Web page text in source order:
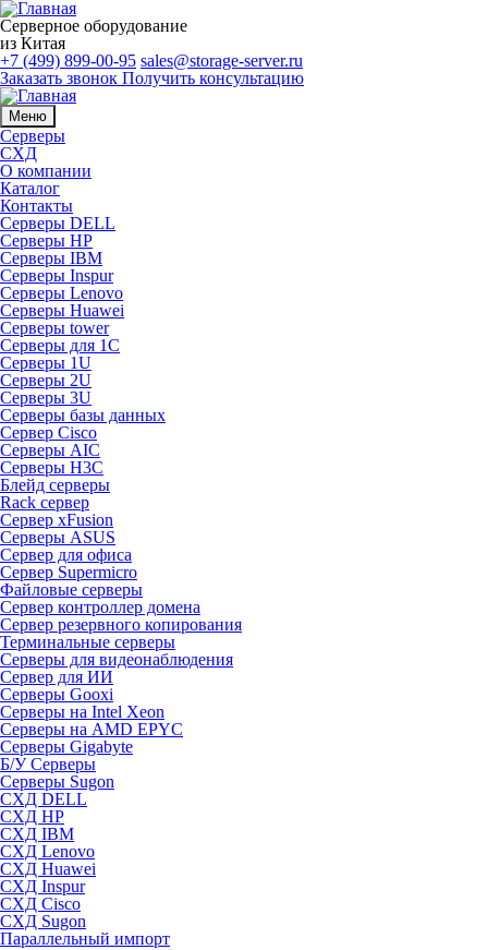
Серверное оборудование
из Китая
+7 (499) 899-00-95 sales@storage-server.ru
Заказать звонок Получить консультацию
Меню
Серверы
СХД
О компании
Каталог
Контакты
Серверы DELL
Серверы HP
Серверы IBM
Серверы Inspur
Серверы Lenovo
Серверы Huawei
Серверы tower
Серверы для 1C
Серверы 1U
Серверы 2U
Серверы 3U
Серверы базы данных
Сервер Cisco
Серверы AIC
Серверы H3C
Блейд серверы
Rack сервер
Сервер xFusion
Серверы ASUS
Сервер для офиса
Сервер Supermicro
Файловые серверы
Сервер контроллер домена
Сервер резервного копирования
Терминальные серверы
Серверы для видеонаблюдения
Сервер для ИИ
Серверы Gooxi
Серверы на Intel Xeon
Серверы на AMD EPYC
Серверы Gigabyte
Б/У Серверы
Серверы Sugon
СХД DELL
СХД HP
СХД IBM
СХД Lenovo
СХД Huawei
СХД Inspur
СХД Cisco
СХД Sugon
Параллельный импорт